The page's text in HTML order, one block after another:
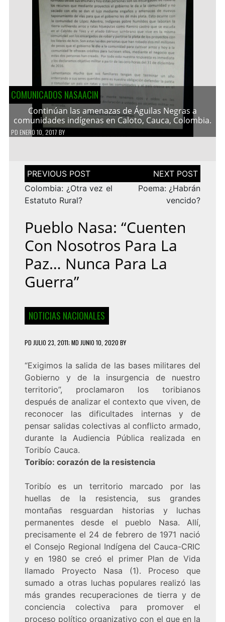
COMUNICADOS NASAACIN
Continúan las amenazas de Águilas Negras a
comunidades indígenas en Caloto, Cauca, Colombia.
PD ENERO 10, 2017 BY
Navegación
de
entradas
Colombia: ¿Otra vez el
Estatuto Rural?
Poema: ¿Habrán
vencido?
Pueblo Nasa: “Cuenten
Con Nosotros Para La
Paz… Nunca Para La
Guerra”
NOTICIAS NACIONALES
PD JULIO 23, 2011; MD JUNIO 10, 2020 BY
“Exigimos la salida de las bases militares del
Gobierno y de la insurgencia de nuestro
territorio”, proclamaron los toribianos
después de analizar el contexto que viven, de
reconocer las dificultades internas y de
pensar salidas colectivas al conflicto armado,
durante la Audiencia Pública realizada en
Toribío Cauca.
Toribío: corazón de la resistencia
Toribío es un territorio marcado por las
huellas de la resistencia, sus grandes
montañas resguardan historias y luchas
permanentes desde el pueblo Nasa. Allí,
precisamente el 24 de febrero de 1971 nació
el Consejo Regional Indígena del Cauca-CRIC
y en 1980 se creó el primer Plan de Vida
llamado Proyecto Nasa (1). Proceso que
sumado a otras luchas populares realizó las
más grandes recuperaciones de tierra y de
conciencia colectiva para promover el
proceso político organizativo con el que en la